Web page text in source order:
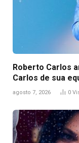
Roberto Carlos
Carlos de sua
agosto 7, 2026 0